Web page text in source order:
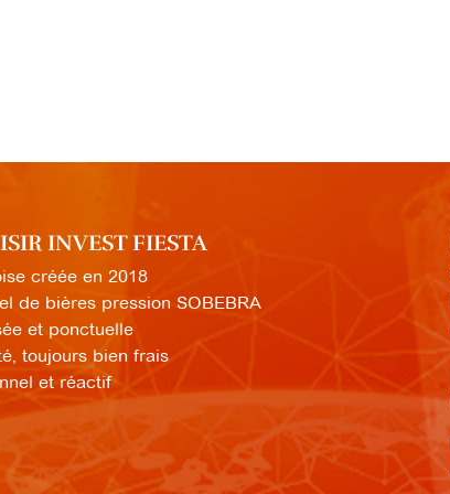
INVEST FIESTA
créée en 2018
de bières pression SOBEBRA
et ponctuelle
toujours bien frais
et réactif